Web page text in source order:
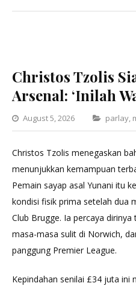
Christos Tzolis
Arsenal: ‘Inilah
August 5, 2026 parlay,
Christos Tzolis menegaskan
menunjukkan kemampuan
Pemain sayap asal Yunani itu
kondisi fisik prima setelah dua
Club Brugge. Ia percaya
masa-masa sulit di Norwich,
panggung Premier League.
Kepindahan senilai £34 juta ini